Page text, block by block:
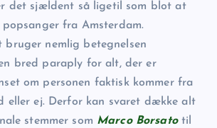
det sjældent så ligetil som blot at
fra Amsterdam.
bruger nemlig betegnelsen
bred paraply for alt, der er
om personen faktisk kommer fra
eller ej. Derfor kan svaret dække alt
stemmer som Marco Borsatotil